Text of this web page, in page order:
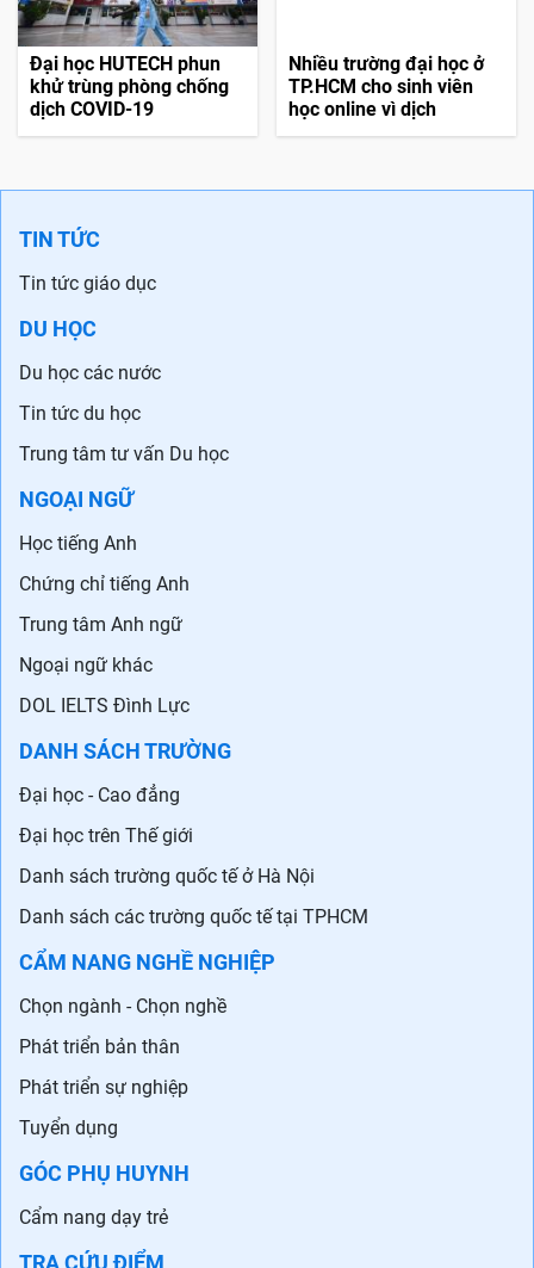
Đại học HUTECH phun
khử trùng phòng chống
dịch COVID-19
Nhiều trường đại học ở
TP.HCM cho sinh viên
học online vì dịch
TIN TỨC
Tin tức giáo dục
DU HỌC
Du học các nước
Tin tức du học
Trung tâm tư vấn Du học
NGOẠI NGỮ
Học tiếng Anh
Chứng chỉ tiếng Anh
Trung tâm Anh ngữ
Ngoại ngữ khác
DOL IELTS Đình Lực
DANH SÁCH TRƯỜNG
Đại học - Cao đẳng
Đại học trên Thế giới
Danh sách trường quốc tế ở Hà Nội
Danh sách các trường quốc tế tại TPHCM
CẨM NANG NGHỀ NGHIỆP
Chọn ngành - Chọn nghề
Phát triển bản thân
Phát triển sự nghiệp
Tuyển dụng
GÓC PHỤ HUYNH
Cẩm nang dạy trẻ